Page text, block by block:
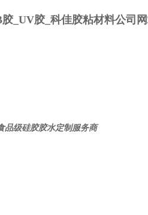
_UV胶_科佳胶粘材料公司
品级硅胶胶水定制服务商